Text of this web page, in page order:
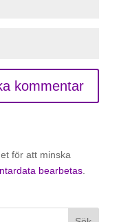
för att minska
bearbetas.